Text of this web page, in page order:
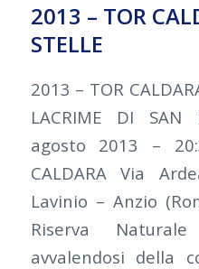
2013 – TOR
STELLE
2013 – TOR
LACRIME DI SAN
agosto 2013 –
CALDARA Via
Lavinio – Anzio
Riserva
avvalendosi della